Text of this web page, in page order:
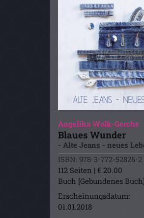
Angelika Wolk-Gerche
Blaues Wunder
- Alte Jeans - neues
ISBN: 978-3-772-52826-2
112 Seiten | € 20.00
Buch [Gebundenes Buch]
Erscheinungsdatum:
01.01.2018